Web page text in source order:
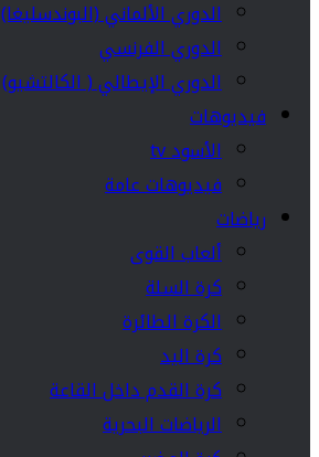
الدوري الألماني (البوندسليغا)
الدوري الفرنسي
الدوري الإيطالي ( الكالتشيو)
فيديوهات
الأسود tv
فيديوهات عامة
رياضات
ألعاب القوى
كرة السلة
الكرة الطائرة
كرة اليد
كرة القدم داخل القاعة
الرياضات البحرية